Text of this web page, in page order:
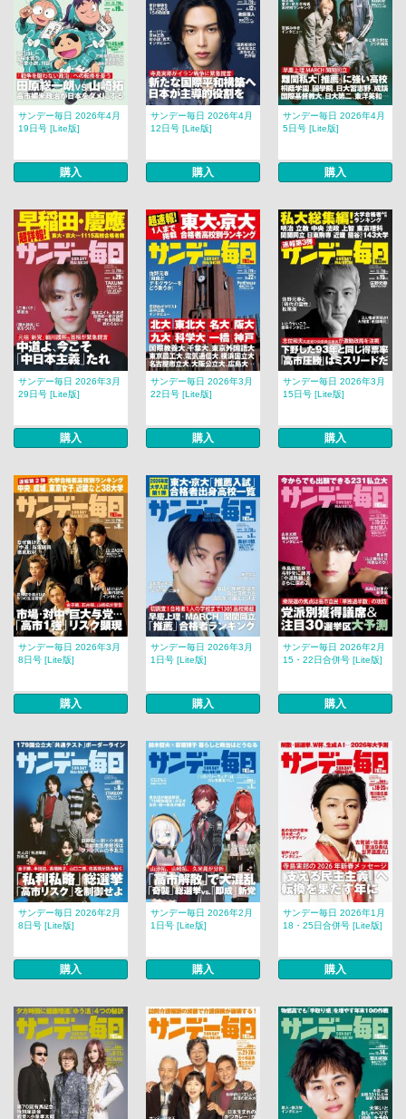
サンデー毎日 2026年4月
19日号 [Lite版]
購入
サンデー毎日 2026年4月
12日号 [Lite版]
購入
サンデー毎日 2026年4月
5日号 [Lite版]
購入
サンデー毎日 2026年3月
29日号 [Lite版]
購入
サンデー毎日 2026年3月
22日号 [Lite版]
購入
サンデー毎日 2026年3月
15日号 [Lite版]
購入
サンデー毎日 2026年3月
8日号 [Lite版]
購入
サンデー毎日 2026年3月
1日号 [Lite版]
購入
サンデー毎日 2026年2月
15・22日合併号 [Lite版]
購入
サンデー毎日 2026年2月
8日号 [Lite版]
購入
サンデー毎日 2026年2月
1日号 [Lite版]
購入
サンデー毎日 2026年1月
18・25日合併号 [Lite版]
購入